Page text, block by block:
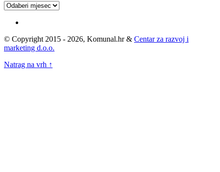
Pregledaj
© Copyright 2015 - 2026, Komunal.hr & Centar za razvoj i
marketing d.o.o.
Natrag na vrh ↑